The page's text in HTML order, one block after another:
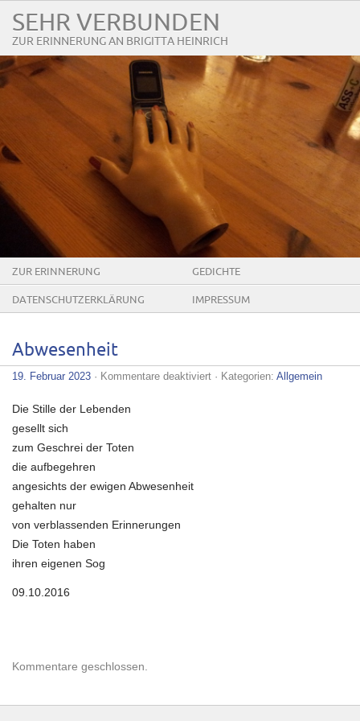
SEHR VERBUNDEN
ZUR ERINNERUNG AN BRIGITTA HEINRICH
ZUR ERINNERUNG GEDICHTE
DATENSCHUTZERKLÄRUNG IMPRESSUM
Abwesenheit
19. Februar 2023 · Kommentare deaktiviertfür· Kategorien: Allgemein
Die Stille der Lebenden
gesellt sich
zum Geschrei der Toten
die aufbegehren
angesichts der ewigen Abwesenheit
gehalten nur
von verblassenden Erinnerungen
Die Toten haben
ihren eigenen Sog
09.10.2016
Kommentare geschlossen.